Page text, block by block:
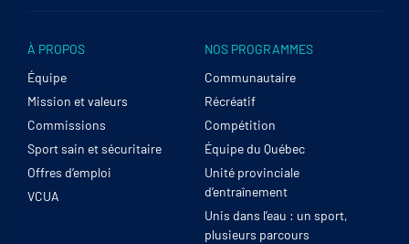
À PROPOS
Équipe
Mission et valeurs
Commissions
Sport sain et sécuritaire
Offres d’emploi
VCUA
NOS PROGRAMMES
Communautaire
Récréatif
Compétition
Équipe du Québec
Unité provinciale
d’entraînement
Unis dans l’eau : un sport,
plusieurs parcours